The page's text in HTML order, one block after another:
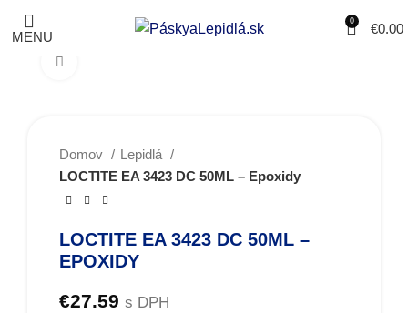
MENU
0 €0.00
Domov
Lepidlá
LOCTITE EA 3423 DC 50ML – Epoxidy
LOCTITE EA 3423 DC 50ML –
EPOXIDY
€27.59 s DPH